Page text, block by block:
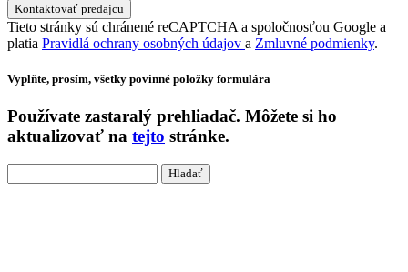
Tieto stránky sú chránené reCAPTCHA a spoločnosťou Google a
platia Pravidlá ochrany osobných údajov a Zmluvné podmienky.
Vyplňte, prosím, všetky povinné položky formulára
Používate zastaralý prehliadač. Môžete si ho
aktualizovať na tejto stránke.